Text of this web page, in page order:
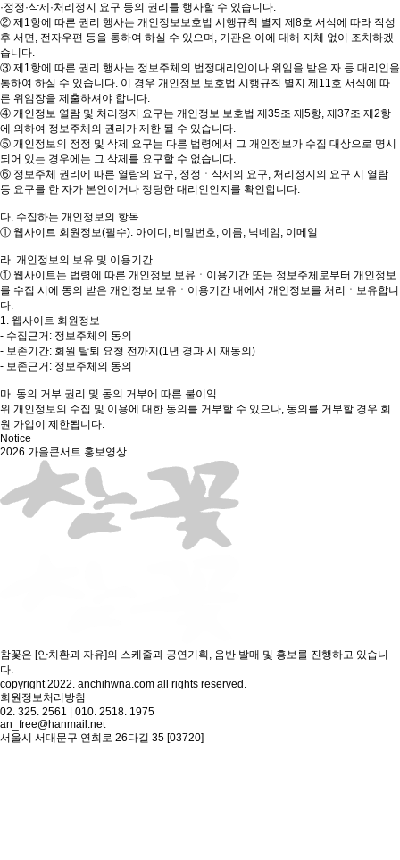
·정정·삭제·처리정지 요구 등의 권리를 행사할 수 있습니다.
② 제1항에 따른 권리 행사는 개인정보보호법 시행규칙 별지 제8호 서식에 따라 작성
후 서면, 전자우편 등을 통하여 하실 수 있으며, 기관은 이에 대해 지체 없이 조치하겠
습니다.
③ 제1항에 따른 권리 행사는 정보주체의 법정대리인이나 위임을 받은 자 등 대리인을
통하여 하실 수 있습니다. 이 경우 개인정보 보호법 시행규칙 별지 제11호 서식에 따
른 위임장을 제출하셔야 합니다.
④ 개인정보 열람 및 처리정지 요구는 개인정보 보호법 제35조 제5항, 제37조 제2항
에 의하여 정보주체의 권리가 제한 될 수 있습니다.
⑤ 개인정보의 정정 및 삭제 요구는 다른 법령에서 그 개인정보가 수집 대상으로 명시
되어 있는 경우에는 그 삭제를 요구할 수 없습니다.
⑥ 정보주체 권리에 따른 열람의 요구, 정정ㆍ삭제의 요구, 처리정지의 요구 시 열람
등 요구를 한 자가 본인이거나 정당한 대리인인지를 확인합니다.
다. 수집하는 개인정보의 항목
① 웹사이트 회원정보(필수): 아이디, 비밀번호, 이름, 닉네임, 이메일
라. 개인정보의 보유 및 이용기간
① 웹사이트는 법령에 따른 개인정보 보유ㆍ이용기간 또는 정보주체로부터 개인정보
를 수집 시에 동의 받은 개인정보 보유ㆍ이용기간 내에서 개인정보를 처리ㆍ보유합니
다.
1. 웹사이트 회원정보
- 수집근거: 정보주체의 동의
- 보존기간: 회원 탈퇴 요청 전까지(1년 경과 시 재동의)
- 보존근거: 정보주체의 동의
마. 동의 거부 권리 및 동의 거부에 따른 불이익
위 개인정보의 수집 및 이용에 대한 동의를 거부할 수 있으나, 동의를 거부할 경우 회
원 가입이 제한됩니다.
Notice
2026 가을콘서트 홍보영상
참꽃은 [안치환과 자유]의 스케줄과 공연기획, 음반 발매 및 홍보를 진행하고 있습니
다.
copyright 2022. anchihwna.com all rights reserved.
회원정보처리방침
02. 325. 2561 | 010. 2518. 1975
an_free@hanmail.net
서울시 서대문구 연희로 26다길 35 [03720]